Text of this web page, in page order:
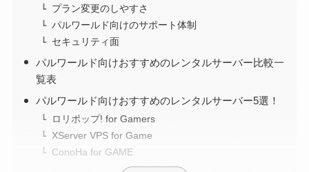
プラン変更のしやすさ
パルワールド向けのサポート体制
セキュリティ面
パルワールド向けおすすめのレンタルサーバー比較一
覧表
パルワールド向けおすすめのレンタルサーバー5選！
ロリポップ! for Gamers
XServer VPS for Game
ConoHa for GAME